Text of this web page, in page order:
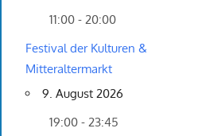
11:00 - 20:00
Festival der Kulturen &
Mitteraltermarkt
9. August 2026
19:00 - 23:45